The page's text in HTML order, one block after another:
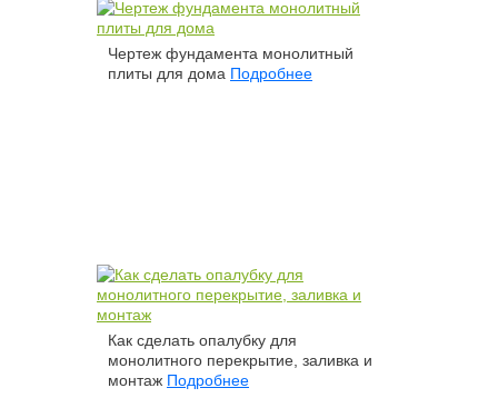
Чертеж фундамента монолитный
плиты для дома Подробнее
Как сделать опалубку для
монолитного перекрытие, заливка и
монтаж Подробнее